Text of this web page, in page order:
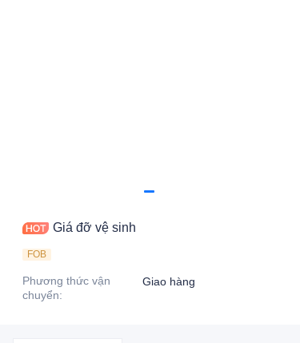
Giá đỡ vệ sinh
FOB
Phương thức vận
chuyển:
Giao hàng